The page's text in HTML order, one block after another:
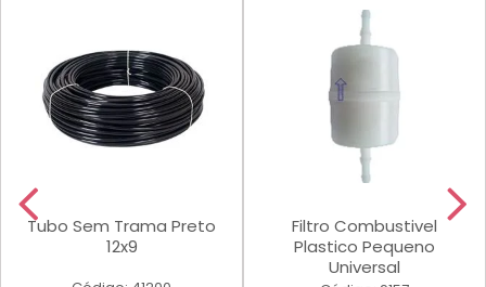
Tubo Sem Trama Preto
12x9
Filtro Combustivel
Plastico Pequeno
Universal